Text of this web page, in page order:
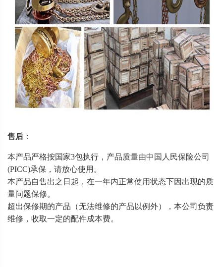
售后 ：
本产品严格按国家3包执行，产品质量由中国人民保险公司
(PICC)承保，请放心使用。
本产品自售出之日起，在一年内正常使用状态下因出现的质
量问题保修。
超出保修期的产品（无法维修的产品以例外），本公司负责
维修，收取一定的配件成本费。